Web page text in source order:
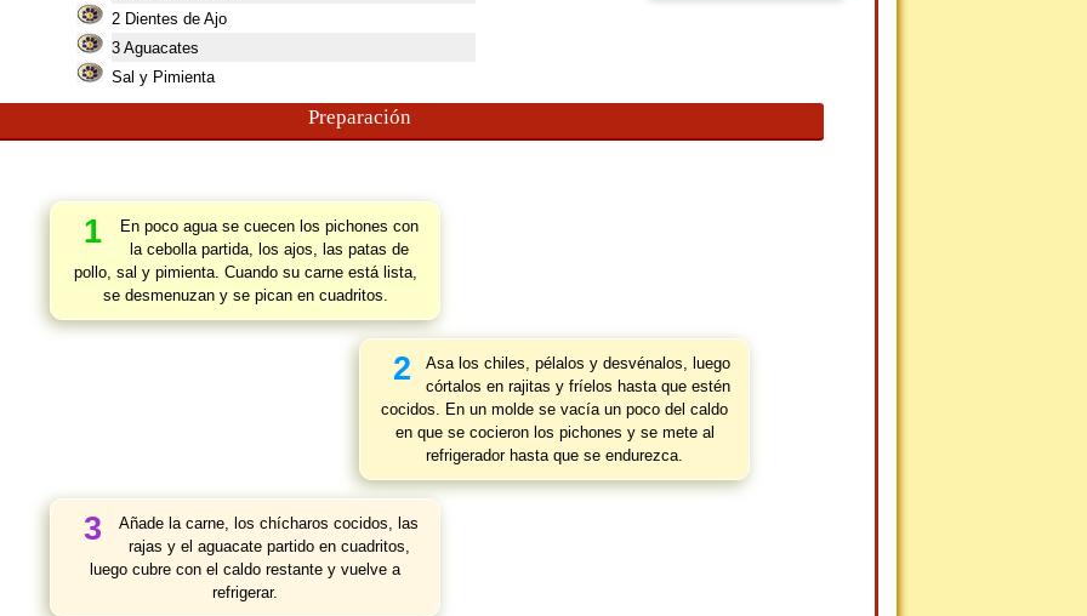
2 Dientes de Ajo
3 Aguacates
Sal y Pimienta
Preparación
1
En poco agua se cuecen los pichones con
la cebolla partida, los ajos, las patas de
pollo, sal y pimienta. Cuando su carne está lista,
se desmenuzan y se pican en cuadritos.
2
Asa los chiles, pélalos y desvénalos, luego
córtalos en rajitas y fríelos hasta que estén
cocidos. En un molde se vacía un poco del caldo
en que se cocieron los pichones y se mete al
refrigerador hasta que se endurezca.
3
Añade la carne, los chícharos cocidos, las
rajas y el aguacate partido en cuadritos,
luego cubre con el caldo restante y vuelve a
refrigerar.